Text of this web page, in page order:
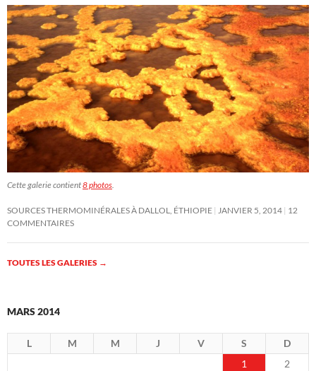
Cette galerie contient8 photos.
SOURCES THERMOMINÉRALES À DALLOL, ÉTHIOPIE JANVIER 5, 2014 12
COMMENTAIRES
TOUTES LES GALERIES →
MARS 2014
L M M J V S
D
1
2